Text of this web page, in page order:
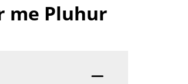
me Pluhur